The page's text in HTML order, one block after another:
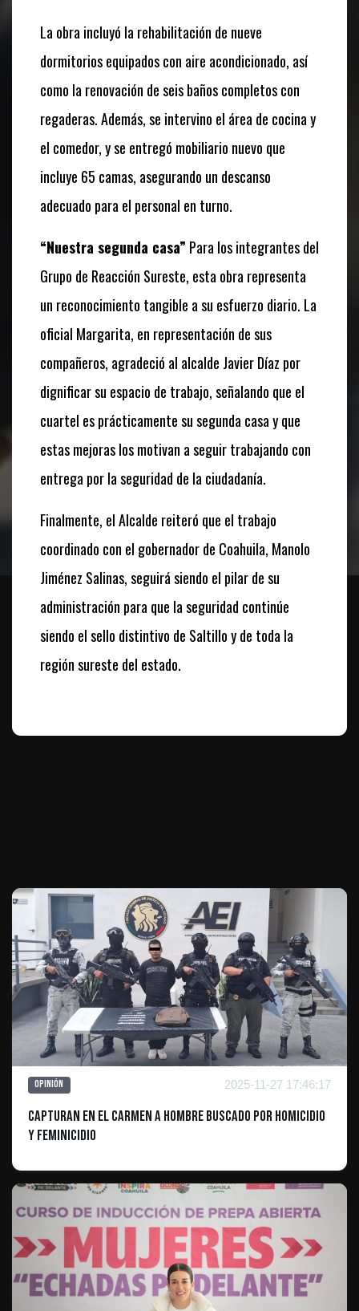
La obra incluyó la rehabilitación de nueve
dormitorios equipados con aire acondicionado, así
como la renovación de seis baños completos con
regaderas. Además, se intervino el área de cocina y
el comedor, y se entregó mobiliario nuevo que
incluye 65 camas, asegurando un descanso
adecuado para el personal en turno.
“Nuestra segunda casa” Para los integrantes del
Grupo de Reacción Sureste, esta obra representa
un reconocimiento tangible a su esfuerzo diario. La
oficial Margarita, en representación de sus
compañeros, agradeció al alcalde Javier Díaz por
dignificar su espacio de trabajo, señalando que el
cuartel es prácticamente su segunda casa y que
estas mejoras los motivan a seguir trabajando con
entrega por la seguridad de la ciudadanía.
Finalmente, el Alcalde reiteró que el trabajo
coordinado con el gobernador de Coahuila, Manolo
Jiménez Salinas, seguirá siendo el pilar de su
administración para que la seguridad continúe
siendo el sello distintivo de Saltillo y de toda la
región sureste del estado.
Opinión 2025-11-27 17:46:17
Capturan en El Carmen a Hombre Buscado por Homicidio
y Feminicidio